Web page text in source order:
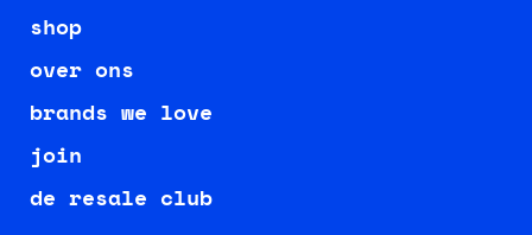
shop
over ons
brands we love
join
de resale club